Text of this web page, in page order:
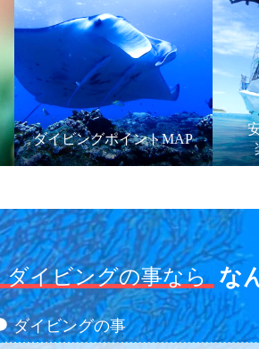
ダイビングポイントMAP
ダイビングの事なら な
ダイビングの事